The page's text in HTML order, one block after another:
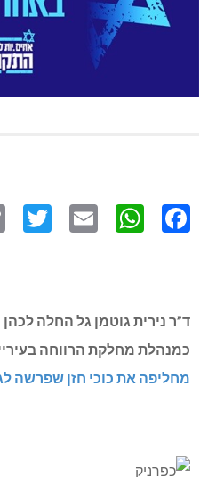
ד”ר נירית גוטמן גל החלה
כמנהלת מחלקת הרווחה
מחליפה את כוכי חזן שפרשה